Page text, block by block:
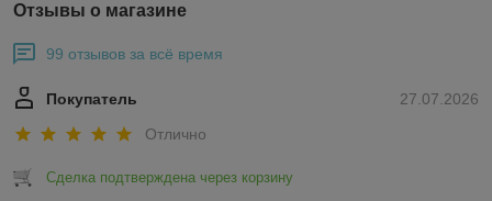
Отзывы о магазине
99 отзывов за всё время
27.07.2026
Покупатель
Отлично
Сделка подтверждена через корзину